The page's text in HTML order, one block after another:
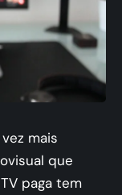
mais
que
paga tem